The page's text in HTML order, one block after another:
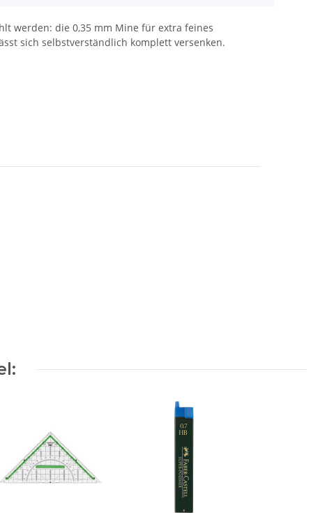
werden: die 0,35 mm Mine für extra feines
sich selbstverständlich komplett versenken.